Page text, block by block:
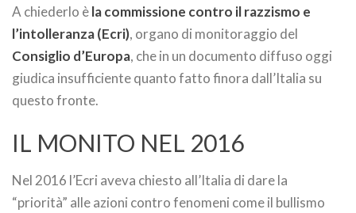
A chiederlo èla commissione contro il razzismo e
l’intolleranza (Ecri), organo di monitoraggio del
Consiglio d’Europa, che in un documento diffuso oggi
giudica insufficiente quanto fatto finora dall’Italia su
questo fronte.
IL MONITO NEL 2016
Nel 2016 l’Ecri aveva chiesto all’Italia di dare la
“priorità” alle azioni contro fenomeni come il bullismo